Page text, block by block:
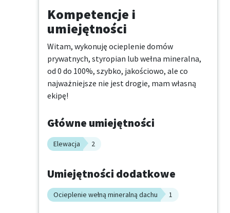
Kompetencje i
umiejętności
Witam, wykonuję ocieplenie domów
prywatnych, styropian lub wełna mineralna,
od 0 do 100%, szybko, jakościowo, ale co
najważniejsze nie jest drogie, mam własną
ekipę!
Główne umiejętności
Elewacja 2
Umiejętności dodatkowe
Ocieplenie wełną mineralną dachu 1